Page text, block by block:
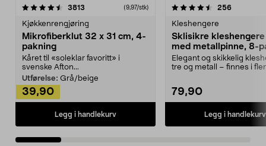
3813 anmeldelser(9,97/stk)
Kjøkkenrengjøring
Mikrofiberklut 32 x 31 cm, 4-
pakning
Kåret til «soleklar favoritt» i
svenske Afton...
Utførelse: Grå/beige
39,90
Legg i handlekurv
4.5av 5 stjerner 256
Kleshengere
Sklisikre
med metallpinne, 8-
Elegant og skikkelig
tre og metall – finnes i
79,90
Legg i handlekurv
4.5av 5 stjerner